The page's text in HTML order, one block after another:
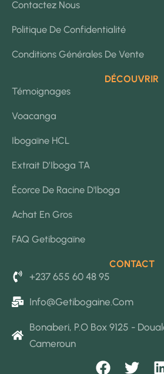
Contactez Nous
Politique De Confidentialité
Conditions Générales De Vente
DÉCOUVRIR
Témoignages
Voacanga
Ibogaïne HCL
Extrait D’Iboga TA
Écorce De Racine D'Iboga
Achat En Gros
FAQ Getibogaïne
CONTACT
+237 655 60 48 95
Info@getibogaine.com
Bonaberi, P.O Box 9125 -
Cameroun
F
T